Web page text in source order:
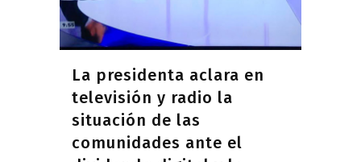
La presidenta aclara en
televisión y radio la
situación de las
comunidades ante el